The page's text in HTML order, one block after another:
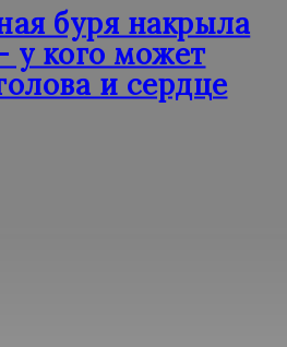
буря накрыла
кого может
и сердце